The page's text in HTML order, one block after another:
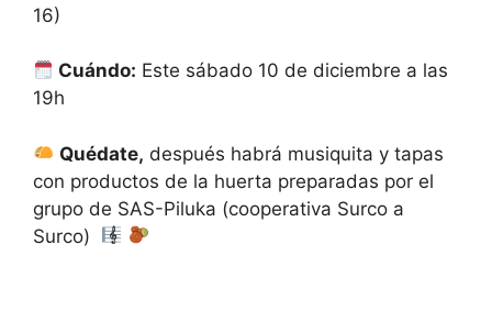
16)
Cuándo: Este sábado 10 de diciembre a las
19h
Quédate, después habrá musiquita y tapas
con productos de la huerta preparadas por el
grupo de SAS-Piluka (cooperativa Surco a
Surco)